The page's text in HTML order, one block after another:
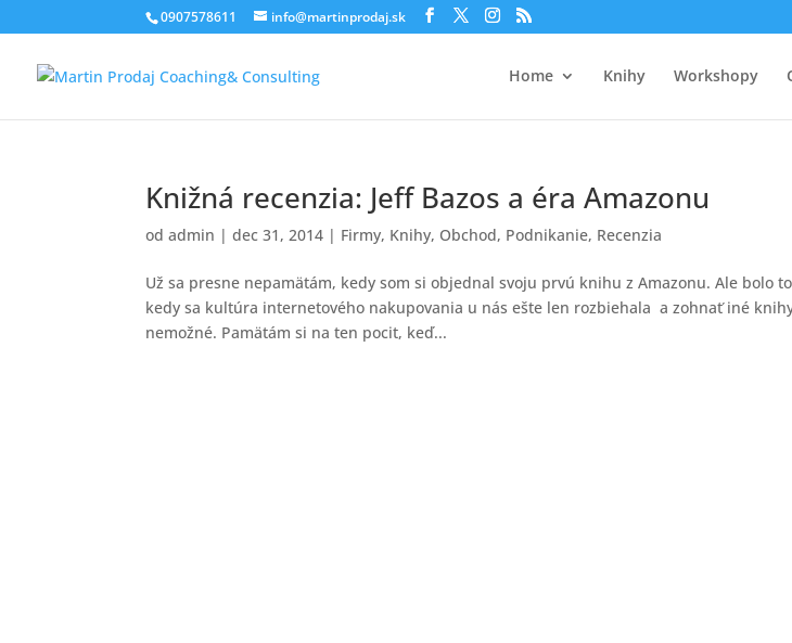
0907578611 info@martinprodaj.sk
Home Knihy Workshopy
Knižná recenzia: Jeff Bazos a éra Amazonu
odadmin |dec 31, 2014 | Firmy, Knihy, Obchod, Podnikanie, Recenzia
Už sa presne nepamätám, kedy som si objednal svoju prvú knihu z Amazonu. Ale bolo
kedy sa kultúra internetového nakupovania u nás ešte len rozbiehala a zohnať iné
nemožné. Pamätám si na ten pocit, keď...